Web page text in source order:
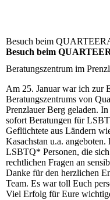
Besuch beim
Besuch beim
Beratungszentrum im
Am 25. Januar war ich zur
Beratungszentrums von
Prenzlauer Berg geladen.
sofort Beratungen für
Geflüchtete aus Ländern
Kasachstan u.a.
LSBTQ* Personen, die
rechtlichen Fragen an
Danke für den herzlichen
Team. Es war toll Euch
Viel Erfolg für Eure